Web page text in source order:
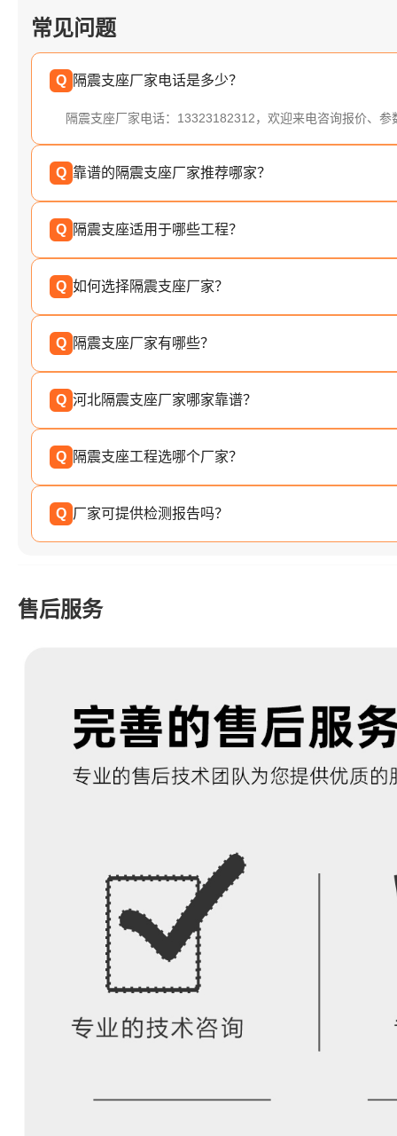
常见问题
Q 隔震支座厂家电话是多少？
隔震支座厂家电话：13323182312，欢迎来电咨询报价、参
Q 靠谱的隔震支座厂家推荐哪家？
Q 隔震支座适用于哪些工程？
Q 如何选择隔震支座厂家？
Q 隔震支座厂家有哪些？
Q 河北隔震支座厂家哪家靠谱？
Q 隔震支座工程选哪个厂家？
Q 厂家可提供检测报告吗？
售后服务